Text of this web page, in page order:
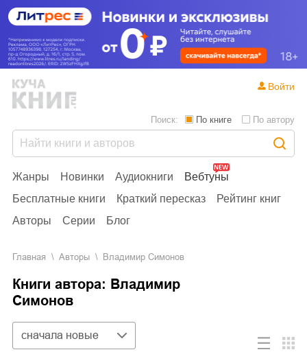
Жанры Новинки Аудиокниги
Вебтуны
Бесплатные книги
Краткий пересказ
Рейтинг книг
Авторы
Серии Блог
Поиск: По книге По автору
Войти
Главная Aвторы Владимир Симонов
Книги автора: Владимир
Симонов
Сортировка
сначала новые